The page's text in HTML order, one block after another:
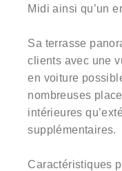
Midi ainsi qu’un
Sa terrasse
clients avec une
en voiture
nombreuses
intérieures
supplémentaires.
Caractéristiques